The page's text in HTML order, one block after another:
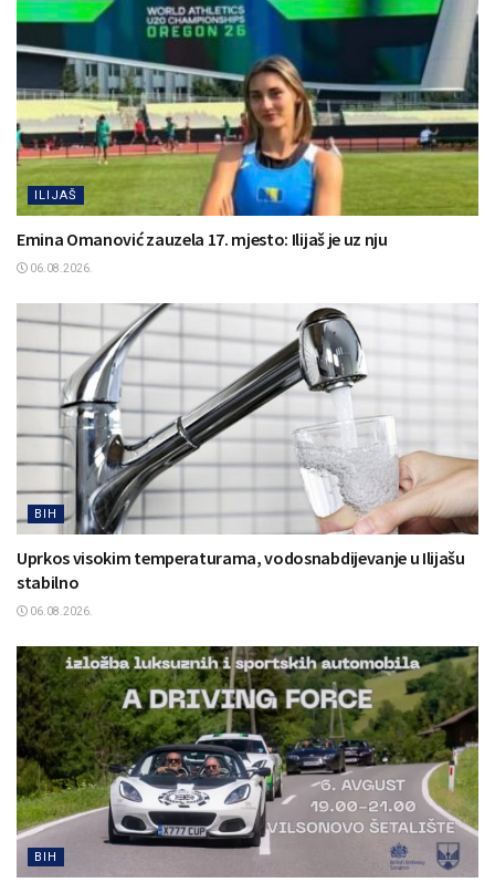
ILIJAŠ
Emina Omanović zauzela 17. mjesto: Ilijaš je uz nju
06.08.2026.
BIH
Uprkos visokim temperaturama, vodosnabdijevanje u Ilijašu
stabilno
06.08.2026.
BIH